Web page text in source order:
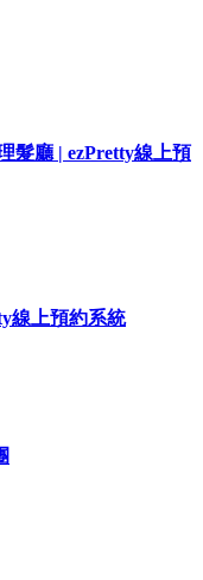
髮廳 | ezPretty線上預
線上預約系統